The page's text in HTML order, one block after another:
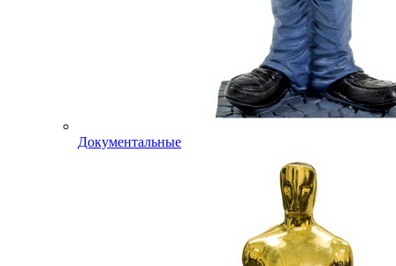
Документальные